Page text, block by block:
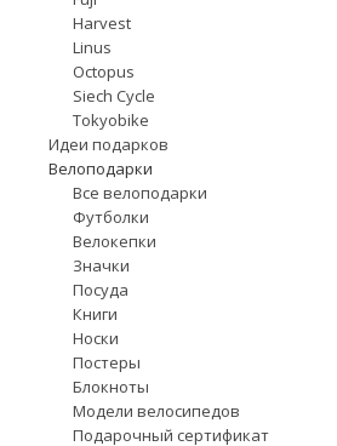
Harvest
Linus
Octopus
Siech Cycle
Tokyobike
Идеи подарков
Велоподарки
Все велоподарки
Футболки
Велокепки
Значки
Посуда
Книги
Носки
Постеры
Блокноты
Модели велосипедов
Подарочный сертификат